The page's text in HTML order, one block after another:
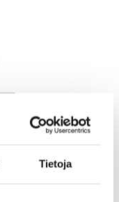
Tietoja